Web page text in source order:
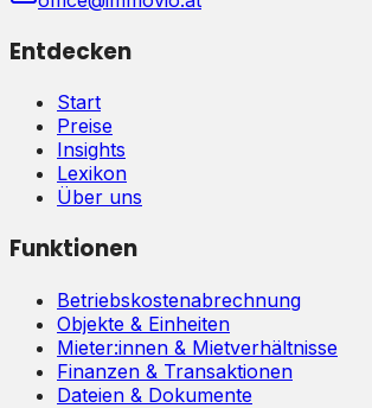
Entdecken
Start
Preise
Insights
Lexikon
Über uns
Funktionen
Betriebskostenabrechnung
Objekte & Einheiten
Mieter:innen & Mietverhältnisse
Finanzen & Transaktionen
Dateien & Dokumente